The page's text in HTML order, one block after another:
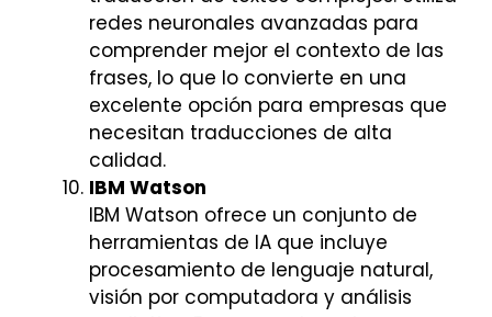
redes neuronales avanzadas para
comprender mejor el contexto de las
frases, lo que lo convierte en una
excelente opción para empresas que
necesitan traducciones de alta
calidad.
IBM Watson
IBM Watson ofrece un conjunto de
herramientas de IA que incluye
procesamiento de lenguaje natural,
visión por computadora y análisis